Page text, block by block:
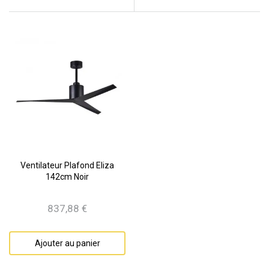
Ventilateur Plafond Eliza
142cm Noir
Prix
837,88 €
Ajouter au panier